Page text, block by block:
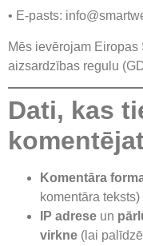
• E-pasts:
Mēs ievērojam
aizsardzības regulu
Dati, kas
Komentāra
komentāra teksts)
IP adrese un
virkne (lai